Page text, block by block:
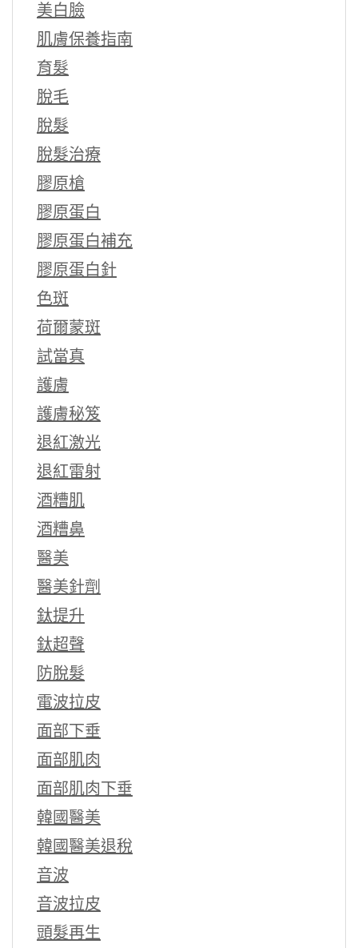
美白臉
肌膚保養指南
育髮
脫毛
脫髮
脫髮治療
膠原槍
膠原蛋白
膠原蛋白補充
膠原蛋白針
色斑
荷爾蒙斑
試當真
護膚
護膚秘笈
退紅激光
退紅雷射
酒糟肌
酒糟鼻
醫美
醫美針劑
鈦提升
鈦超聲
防脫髮
電波拉皮
面部下垂
面部肌肉
面部肌肉下垂
韓國醫美
韓國醫美退稅
音波
音波拉皮
頭髮再生